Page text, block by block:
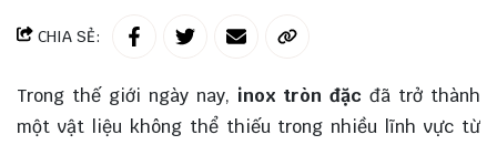
CHIA SẺ:
Trong thế giới ngày nay, inox tròn đặc đã trở thành
một vật liệu không thể thiếu trong nhiều lĩnh vực từ